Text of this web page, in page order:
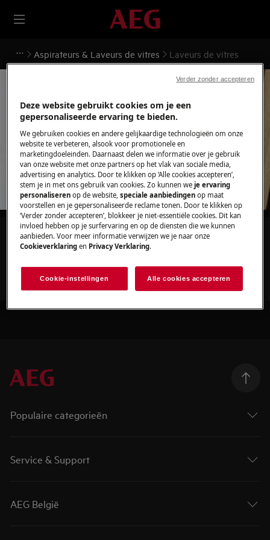
Aspirateurs & Laveurs de vitres Laveurs de vitres
Ondersteuning voor
Laveurs de vitres
Zoek tussen onze ondersteuningsartikelen
Populaire categorieën
Service & Support
AEG België
Deze website gebruikt cookies om je een
gepersonaliseerde ervaring te bieden.
We gebruiken cookies en andere gelijkaardige technologieën om onze
website te verbeteren, alsook voor promotionele en
marketingdoeleinden. Daarnaast delen we informatie over je gebruik
van onze website met onze partners op het vlak van sociale media,
advertising en analytics. Door te klikken op ‘Alle cookies accepteren’,
stem je in met ons gebruik van cookies. Zo kunnen weje ervaring
personaliseren op de website,speciale aanbiedingen op maat
voorstellen en je gepersonaliseerde reclame tonen. Door te klikken op
‘Verder zonder accepteren’, blokkeer je niet-essentiële cookies. Dit kan
invloed hebben op je surfervaring en op de diensten die we kunnen
aanbieden. Voor meer informatie verwijzen we je naar onze
Cookieverklaring en Privacy Verklaring.
Cookie-instellingen Alle cookies accepteren
Verder zonder accepteren